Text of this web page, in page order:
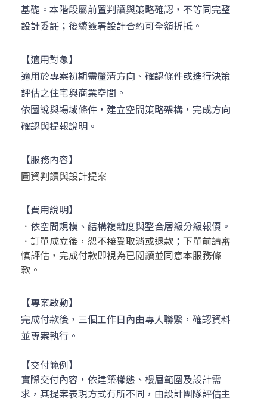
基礎。本階段屬前置判讀與策略確認，不等同完整
設計委託；後續簽署設計合約可全額折抵。
【適用對象】
適用於專案初期需釐清方向、確認條件或進行決策
評估之住宅與商業空間。
依圖說與場域條件，建立空間策略架構，完成方向
確認與提報說明。
【服務內容】
圖資判讀與設計提案
【費用說明】
． 依空間規模、結構複雜度與整合層級分級報價。
．訂單成立後，恕不接受取消或退款 ； 下單前請審
慎評估，完成付款即視為已閱讀並同意本服務條
款。
【專案啟動】
完成付款後，三個工作日內由專人聯繫，確認資料
並專案執行。
【交付範例】
實際交付內容，依建築樣態、樓層範圍及設計需
求，其提案表現方式有所不同，由設計團隊評估主